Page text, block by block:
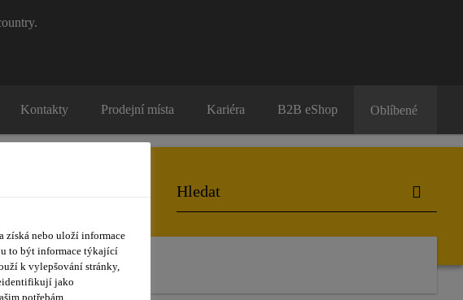
Kontakty Prodejní místa Kariéra B2B eShop Oblíbené
získá nebo uloží informace
to být informace týkající
k vylepšování stránky,
jako
potřebám.